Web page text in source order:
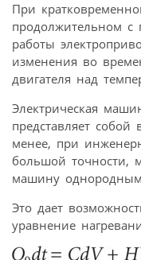
При
продолжительном с
работы
изменения во
двигателя над
Электрическая
представляет
менее, при
большой точности,
машину
Это дает
уравнение